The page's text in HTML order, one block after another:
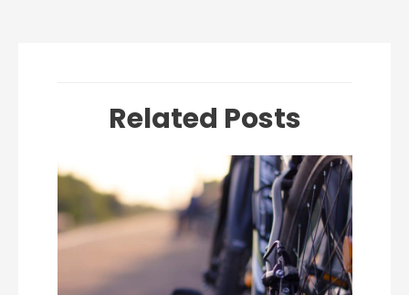
Related Posts